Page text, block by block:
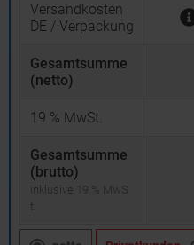
Versandkosten
DE / Verpackung
Gesamtsumme
(netto)
19 % MwSt.
Gesamtsumme
(brutto)
inklusive 19 % MwS
t.